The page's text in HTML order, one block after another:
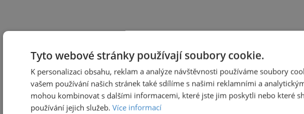
Tyto webové stránky používají soubory cookie.
K personalizaci obsahu, reklam a analýze návštěvnosti používáme soubory
vašem používání našich stránek také sdílíme s našimi reklamními a
mohou kombinovat s dalšími informacemi, které jste jim poskytli nebo které
používání jejich služeb. Více informací